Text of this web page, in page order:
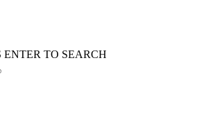
ENTER TO SEARCH